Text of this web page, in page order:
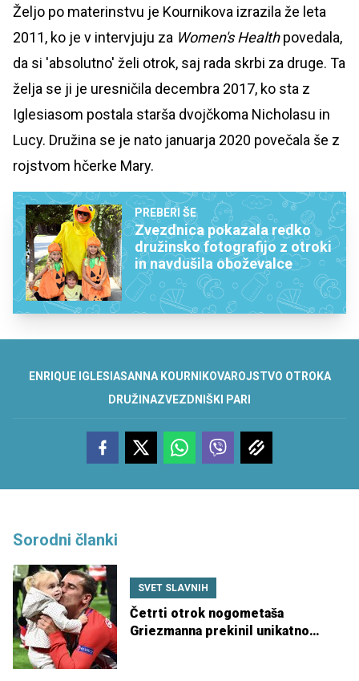
Željo po materinstvu je Kournikova izrazila že leta
2011, ko je v intervjuju za Women's Healthpovedala,
da si 'absolutno' želi otrok, saj rada skrbi za druge. Ta
želja se ji je uresničila decembra 2017, ko sta z
Iglesiasom postala starša dvojčkoma Nicholasu in
Lucy. Družina se je nato januarja 2020 povečala še z
rojstvom hčerke Mary.
PREBERI ŠE
Zvezdnica pokazala redko
družinsko fotografijo z otroki
in navdušila oboževalce
ENRIQUE IGLESIASANNA KOURNIKOVAROJSTVO OTROKA
DRUŽINAZVEZDNIŠKI PARI
Sorodni članki
SVET SLAVNIH
Četrti otrok nogometaša
Griezmanna prekinil unikatno